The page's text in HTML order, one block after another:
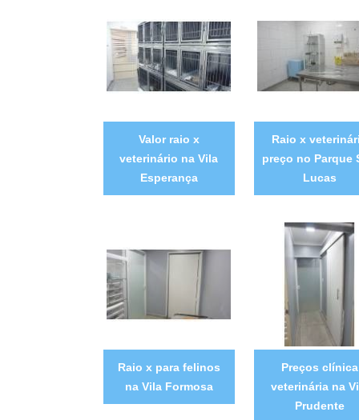
Valor raio x
veterinário na Vila
Esperança
Raio x
preço no Parque
Lucas
Raio x para felinos
na Vila Formosa
Preços clínica
veterinária na
Prudente